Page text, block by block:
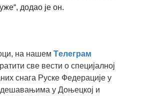
додао је он.
на нашем Tелеграм
све вести о специјалној
снага Руске Федерације у
дешавањима у Доњецкој и